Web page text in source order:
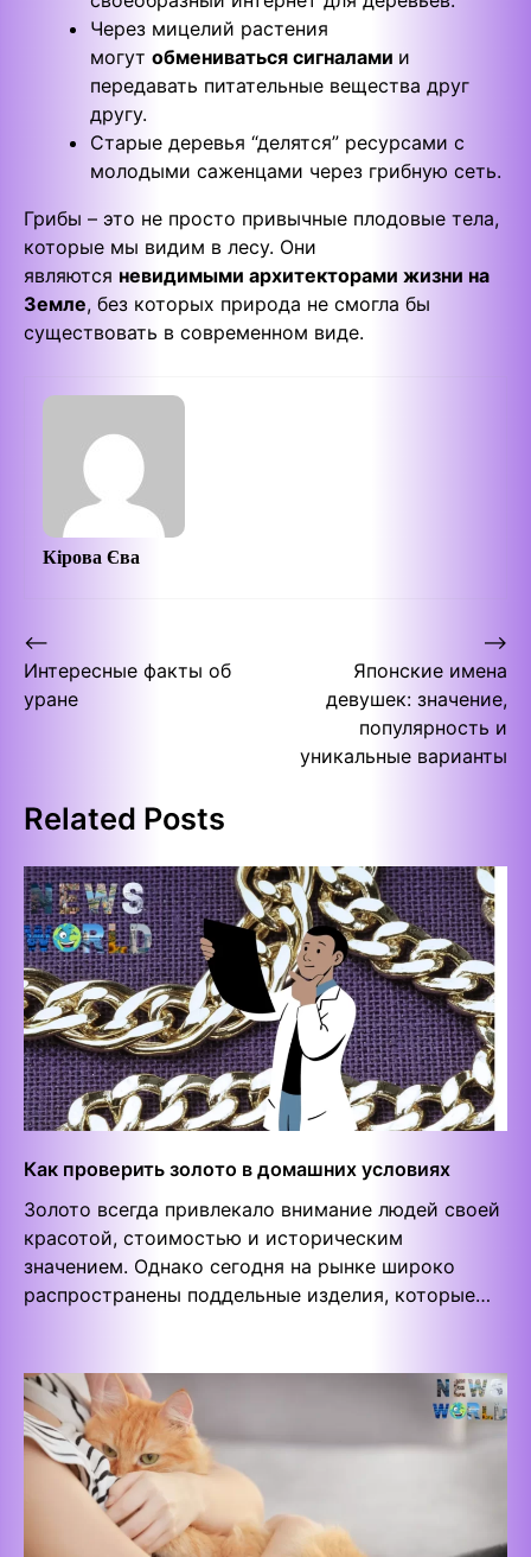
Через мицелий растения
могут обмениваться сигналами и
передавать питательные вещества друг
другу.
Старые деревья “делятся” ресурсами с
молодыми саженцами через грибную сеть.
Грибы – это не просто привычные плодовые тела,
которые мы видим в лесу. Они
являются невидимыми архитекторами жизни на
Земле, без которых природа не смогла бы
существовать в современном виде.
Кірова Єва
Post
navigation
⟵
Интересные факты об
уране
Японские имена
девушек: значение,
популярность и
уникальные варианты
⟶
Related Posts
Как проверить золото в домашних условиях
Золото всегда привлекало внимание людей своей
красотой, стоимостью и историческим
значением. Однако сегодня на рынке широко
распространены поддельные изделия, которые…